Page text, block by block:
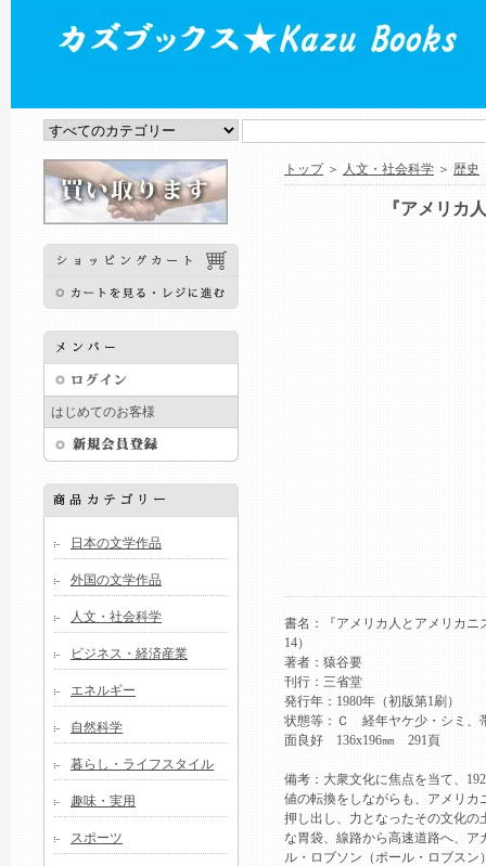
はじめてのお客様
日本の文学作品
外国の文学作品
人文・社会科学
ビジネス・経済産業
エネルギー
自然科学
暮らし・ライフスタイル
趣味・実用
スポーツ
トップ ＞ 人文・社会科学 ＞ 歴史
『アメリカ
書名：『アメリカ人とアメリカニ
14）
著者：猿谷要
刊行：三省堂
発行年：1980年（初版第1刷）
状態等：Ｃ 経年ヤケ少・シミ、
面良好 136x196㎜ 291頁
備考：大衆文化に焦点を当て、
値の転換をしながらも、アメリカ
押し出し、力となったその文化の
な胃袋、線路から高速道路へ、ア
ル・ロブソン（ポール・ロブスン